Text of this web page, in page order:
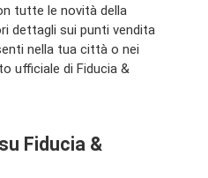
tutte le novità della
dettagli sui punti vendita
nella tua città o nei
ufficiale di Fiducia &
Fiducia &